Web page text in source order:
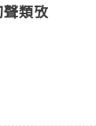
類攷